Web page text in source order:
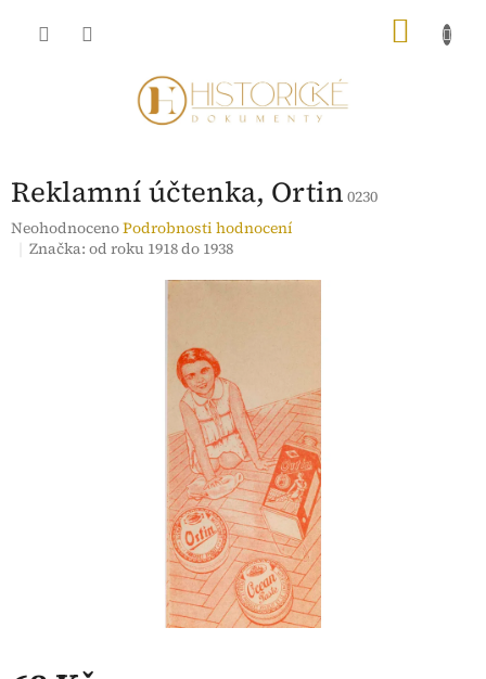
Reklamní účtenka, Ortin 0230
Průměrné
hodnocení
NeohodnocenoPodrobnosti hodnocení
Značka:od roku 1918 do 1938